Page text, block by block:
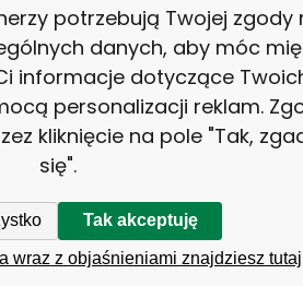
160 cm
Niebieski.
wzór
potrzebują Twojej zgody
danych, aby móc
informacje dotyczące
personalizacji reklam.
kliknięcie na pole "Tak,
się".
Tak akceptuję
wraz z objaśnieniami znajdziesz tutaj